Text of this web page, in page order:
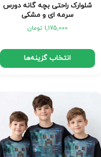
شلوارک راحتی بچه گانه دورس
سرمه ای و مشکی
1,175,000 تومان
انتخاب گزینه‌ها